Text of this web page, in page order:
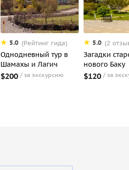
5.0 (Рейтинг гида)
Однодневный тур в
Шамахы и Лагич
$200 за экскурсию
5.0 (2
Загадки
нового Баку
$120 за